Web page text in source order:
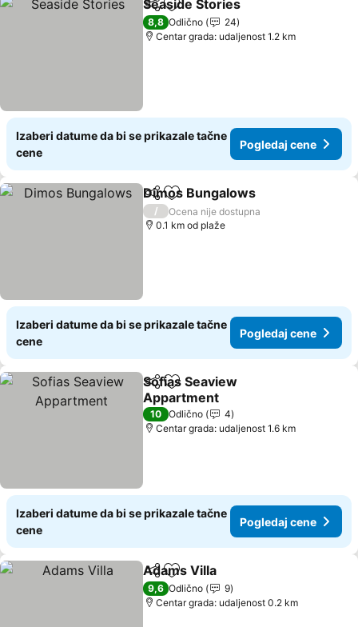
Deli Dodati u favorite
Seaside Stories
8,8 Odlično
24
Centar grada: udaljenost 1.2 km
Izaberi datume da bi se prikazale tačne
cene
Pogledaj cene
Deli Dodati u favorite
Dimos Bungalows
/
Ocena nije dostupna
0.1 km od plaže
Izaberi datume da bi se prikazale tačne
cene
Pogledaj cene
Deli Dodati u favorite
Sofias Seaview
Appartment
Pogledaj cene
10 Odlično
4
Centar grada: udaljenost 1.6 km
Izaberi datume da bi se prikazale tačne
cene
Pogledaj cene
Deli Dodati u favorite
Adams Villa
9,6 Odlično
9
Centar grada: udaljenost 0.2 km